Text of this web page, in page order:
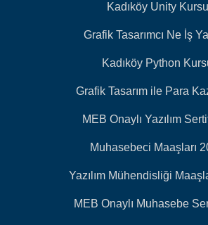
Kadıköy Unity Kursu
Grafik Tasarımcı Ne İş
Kadıköy Python
Grafik Tasarım ile Para
MEB Onaylı Yazılım
Muhasebeci Maaşları
Yazılım Mühendisliği
MEB Onaylı Muhasebe